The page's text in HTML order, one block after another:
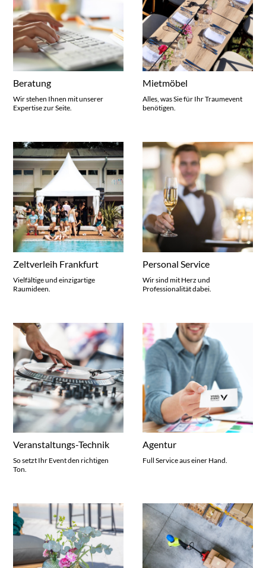
Beratung
Wir stehen Ihnen mit unserer
Expertise zur Seite.
Mietmöbel
Alles, was Sie für Ihr Traumevent
benötigen.
Zeltverleih Frankfurt
Vielfältige und einzigartige
Raumideen.
Personal Service
Wir sind mit Herz und
Professionalität dabei.
Veranstaltungs-Technik
So setzt Ihr Event den richtigen
Ton.
Agentur
Full Service aus einer Hand.